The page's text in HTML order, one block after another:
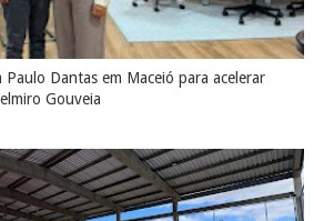
Paulo Dantas em Maceió para acelerar
Gouveia